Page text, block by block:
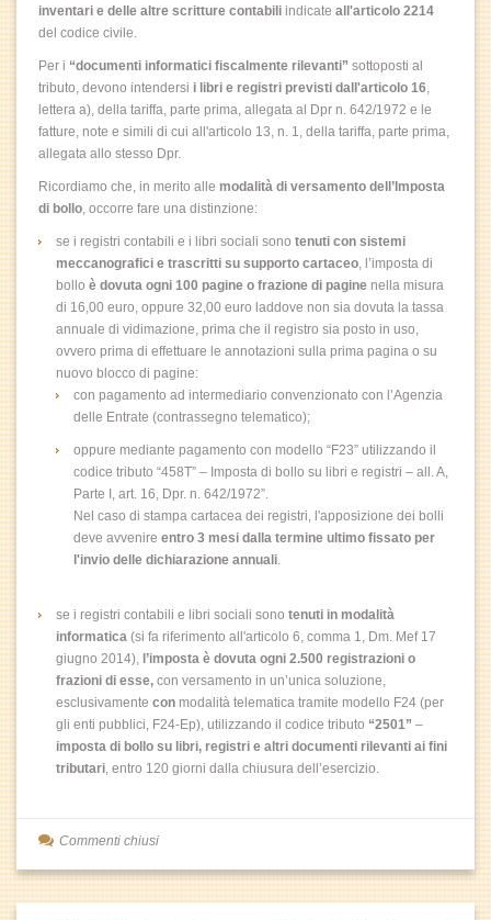
inventari e delle altre scritture contabili indicate all'articolo 2214
del codice civile.
Per i “documenti informatici fiscalmente rilevanti” sottoposti al
tributo, devono intendersi i libri e registri previsti dall'articolo 16,
lettera a), della tariffa, parte prima, allegata al Dpr n. 642/1972 e le
fatture, note e simili di cui all'articolo 13, n. 1, della tariffa, parte prima,
allegata allo stesso Dpr.
Ricordiamo che, in merito alle modalità di versamento dell’Imposta
di bollo, occorre fare una distinzione:
se i registri contabili e i libri sociali sono tenuti con sistemi
meccanografici e trascritti su supporto cartaceo, l’imposta di
bollo è dovuta ogni 100 pagine o frazione di pagine nella misura
di 16,00 euro, oppure 32,00 euro laddove non sia dovuta la tassa
annuale di vidimazione, prima che il registro sia posto in uso,
ovvero prima di effettuare le annotazioni sulla prima pagina o su
nuovo blocco di pagine:
con pagamento ad intermediario convenzionato con l’Agenzia
delle Entrate (contrassegno telematico);
oppure mediante pagamento con modello “F23” utilizzando il
codice tributo “458T” – Imposta di bollo su libri e registri – all. A,
Parte I, art. 16, Dpr. n. 642/1972”.
Nel caso di stampa cartacea dei registri, l'apposizione dei bolli
deve avvenire entro 3 mesi dalla termine ultimo fissato per
l'invio delle dichiarazione annuali.
se i registri contabili e libri sociali sono tenuti in modalità
informatica (si fa riferimento all'articolo 6, comma 1, Dm. Mef 17
giugno 2014), l’imposta è dovuta ogni 2.500 registrazioni o
frazioni di esse, con versamento in un’unica soluzione,
esclusivamente con modalità telematica tramite modello F24 (per
gli enti pubblici, F24-Ep), utilizzando il codice tributo “2501” –
imposta di bollo su libri, registri e altri documenti rilevanti ai fini
tributari, entro 120 giorni dalla chiusura dell’esercizio.
Commenti chiusi